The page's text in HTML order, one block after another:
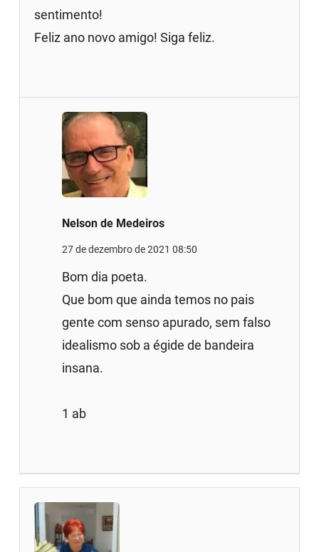
sentimento!
Feliz ano novo amigo! Siga feliz.
Nelson de Medeiros
27 de dezembro de 2021 08:50
Bom dia poeta.
Que bom que ainda temos no pais
gente com senso apurado, sem falso
idealismo sob a égide de bandeira
insana.
1 ab